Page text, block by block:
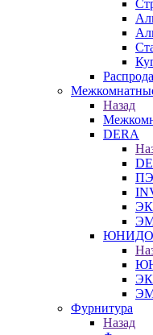
Назад
DERA
Фурнитура
Назад